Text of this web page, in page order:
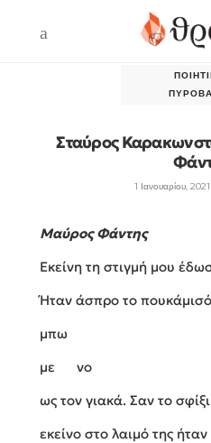
Σταύρος
1 Ιανουαρίου, 2021
Μαύρος Φάντης
Εκείνη τη στιγμή μου
Ήταν άσπρο το πουκάμισό
μπω
με νο
ως τον γιακά. Σαν το
εκείνο στο λαιμό της